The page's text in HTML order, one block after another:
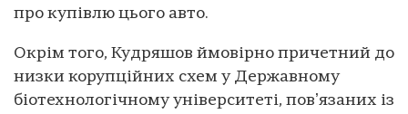
про купівлю цього авто.
Окрім того, Кудряшов ймовірно причетний до
низки корупційних схем у Державному
біотехнологічному університеті, повʼязаних із